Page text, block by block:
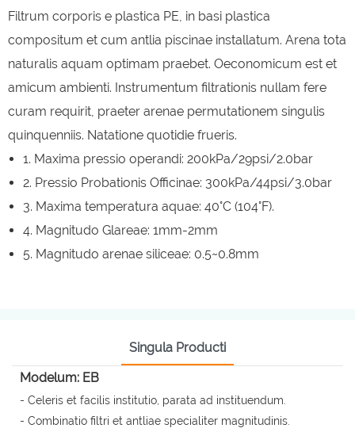
Filtrum corporis e plastica PE, in basi plastica
compositum et cum antlia piscinae installatum. Arena tota
naturalis aquam optimam praebet. Oeconomicum est et
amicum ambienti. Instrumentum filtrationis nullam fere
curam requirit, praeter arenae permutationem singulis
quinquenniis. Natatione quotidie frueris.
1. Maxima pressio operandi: 200kPa/29psi/2.0bar
2. Pressio Probationis Officinae: 300kPa/44psi/3.0bar
3. Maxima temperatura aquae: 40°C (104°F).
4. Magnitudo Glareae: 1mm-2mm
5. Magnitudo arenae siliceae: 0.5~0.8mm
Singula Producti
Modelum: EB
- Celeris et facilis institutio, parata ad instituendum.
- Combinatio filtri et antliae specialiter magnitudinis.